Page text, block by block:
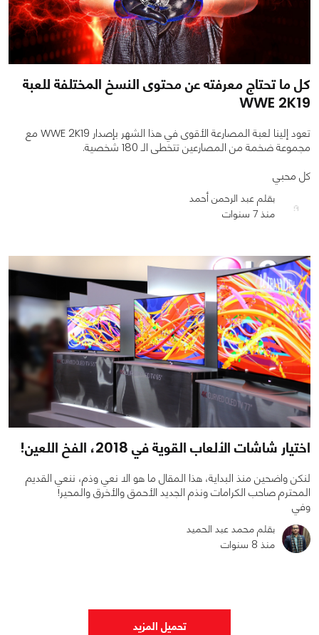
8015
كل ما تحتاج معرفته عن محتوى النسخ المختلفة للعبة
WWE 2K19
تعود إلينا لعبة المصارعة الأقوى في هذا الشهر بإصدار WWE 2K19 مع
مجموعة ضخمة من المصارعين تتخطى الـ 180 شخصية.
كل محبي
بقلم عبد الرحمن أحمد
منذ 7 سنوات
اختيار شاشات الألعاب القوية في 2018، الفخ اللعين!
لنكن واضحين منذ البداية، هذا المقال ما هو الا نعي وذم، ننعي القديم
المحترم صاحب الكرامات ونذم الجديد الأحمق والأخرق والمحير!
وفي
بقلم محمد عبد الحميد
منذ 8 سنوات
تحميل المزيد